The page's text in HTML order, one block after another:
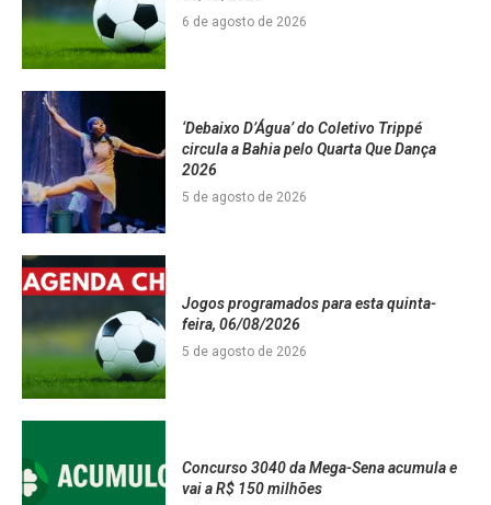
6 de agosto de 2026
‘Debaixo D’Água’ do Coletivo Trippé
circula a Bahia pelo Quarta Que Dança
2026
5 de agosto de 2026
Jogos programados para esta quinta-
feira, 06/08/2026
5 de agosto de 2026
Concurso 3040 da Mega-Sena acumula e
vai a R$ 150 milhões